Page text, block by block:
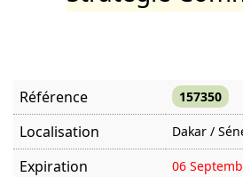
Référence 157350
Localisation Dakar /
Expiration 06